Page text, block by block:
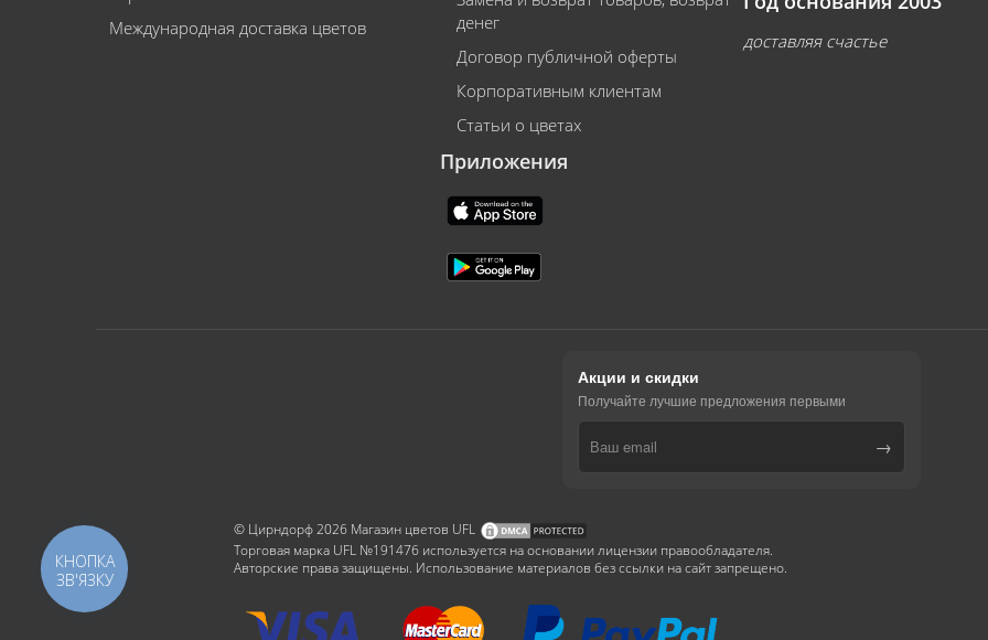
Международная доставка цветов
денег
Договор публичной оферты
Корпоративным клиентам
Статьи о цветах
Приложения
доставляя счастье
Акции и скидки
Получайте лучшие предложения первыми
→
© Цирндорф 2026 Магазин цветов UFL
Торговая марка UFL №191476 используется на основании лицензии правообладателя.
Авторские права защищены. Использование материалов без ссылки на сайт запрещено.
КНОПКА
ЗВ'ЯЗКУ